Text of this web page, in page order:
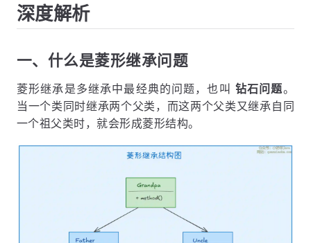
深度解析
一、什么是菱形继承问题
菱形继承是多继承中最经典的问题，也叫 钻石问题。
当一个类同时继承两个父类，而这两个父类又继承自同
一个祖父类时，就会形成菱形结构。